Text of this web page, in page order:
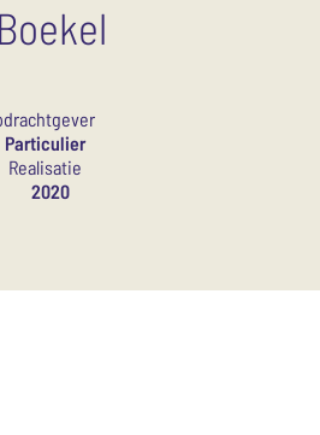
Boekel
Particulier
Realisatie
2020